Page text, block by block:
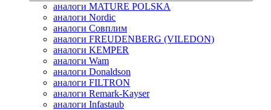
аналоги MATURE POLSKA
аналоги Nordic
аналоги Совплим
аналоги FREUDENBERG (VILEDON)
аналоги KEMPER
аналоги Wam
аналоги Donaldson
аналоги FILTRON
аналоги Remark-Kayser
аналоги Infastaub